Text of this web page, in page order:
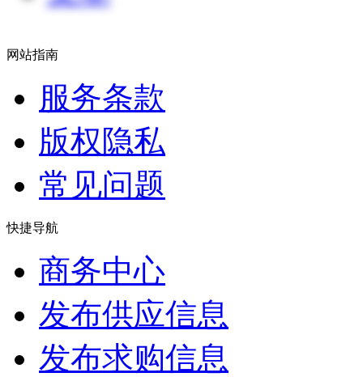
网站指南
服务条款
版权隐私
常见问题
快捷导航
商务中心
发布供应信息
发布求购信息